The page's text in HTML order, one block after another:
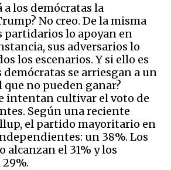
a los demócratas la
No creo. De la misma
partidarios lo apoyan en
sus adversarios lo
los escenarios. Y si ello es
demócratas se arriesgan a un
no pueden ganar?
intentan cultivar el voto de
Según una reciente
el partido mayoritario en
un 38%. Los
alcanzan el 31% y los